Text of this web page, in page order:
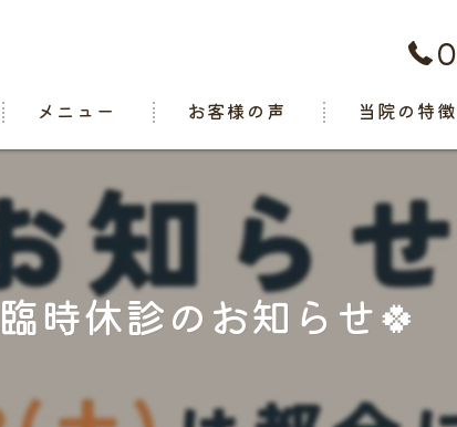
メニュー お客様の声 当院の特徴
肩こり
関節痛
交通事故
臨時休診のお知らせ🍀